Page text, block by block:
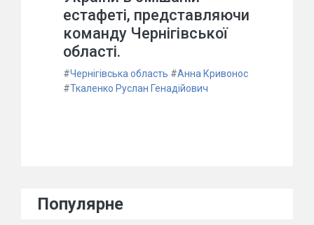
естафеті, представляючи
команду Чернігівської
області.
#Чернігівська область #Анна Кривонос
#Ткаленко Руслан Генадійович
Популярне